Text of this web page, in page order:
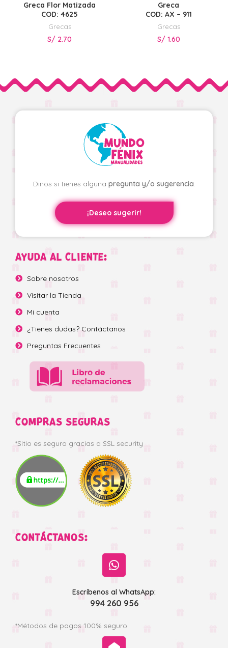
Greca Flor Matizada
COD: 4625
Grecas
S/ 2.70
Greca
COD: AX – 911
Grecas
S/ 1.60
Dinos si tienes alguna pregunta y/o sugerencia.
¡Deseo sugerir!
AYUDA AL CLIENTE:
Sobre nosotros
Visitar la Tienda
Mi cuenta
¿Tienes dudas? Contáctanos
Preguntas Frecuentes
COMPRAS SEGURAS
*Sitio es seguro gracias a SSL security
CONTÁCTANOS:
Escríbenos al WhatsApp:
994 260 956
*Métodos de pagos 100% seguro